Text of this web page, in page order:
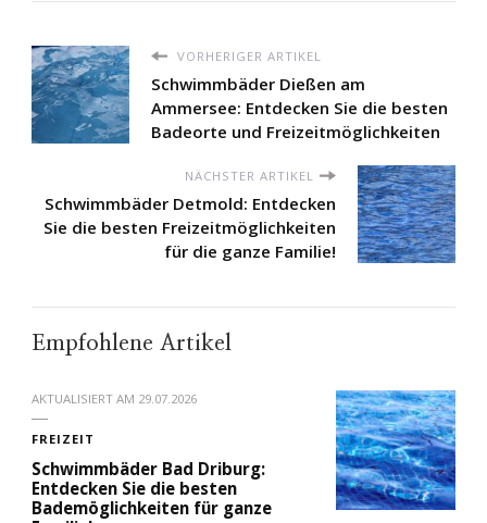
VORHERIGER ARTIKEL
Schwimmbäder Dießen am
Ammersee: Entdecken Sie die besten
Badeorte und Freizeitmöglichkeiten
NÄCHSTER ARTIKEL
Schwimmbäder Detmold: Entdecken
Sie die besten Freizeitmöglichkeiten
für die ganze Familie!
Empfohlene Artikel
AKTUALISIERT AM 29.07.2026
FREIZEIT
Schwimmbäder Bad Driburg:
Entdecken Sie die besten
Bademöglichkeiten für ganze